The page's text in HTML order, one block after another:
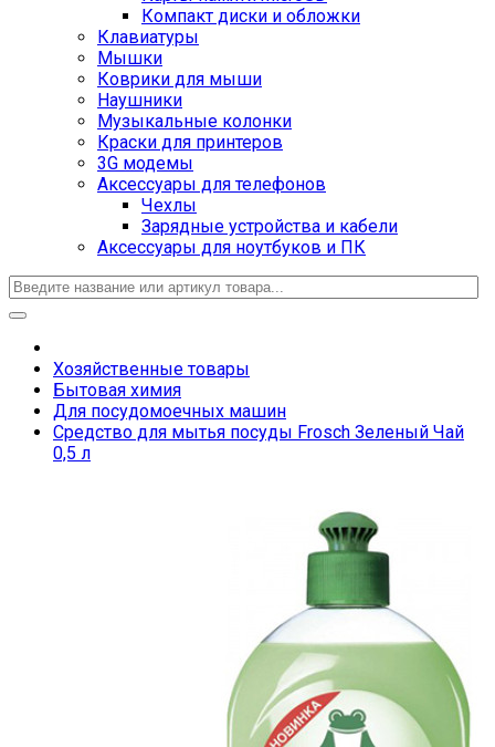
Компакт диски и обложки
Клавиатуры
Мышки
Коврики для мыши
Наушники
Музыкальные колонки
Краски для принтеров
3G модемы
Аксессуары для телефонов
Чехлы
Зарядные устройства и кабели
Аксессуары для ноутбуков и ПК
Хозяйственные товары
Бытовая химия
Для посудомоечных машин
Средство для мытья посуды Frosch Зеленый Чай
0,5 л